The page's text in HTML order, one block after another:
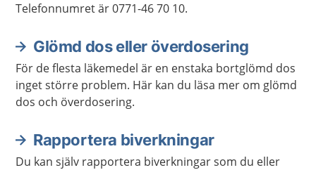
Telefonnumret är 0771-46 70 10.
Glömd dos eller överdosering
För de flesta läkemedel är en enstaka bortglömd dos
inget större problem. Här kan du läsa mer om glömd
dos och överdosering.
Rapportera biverkningar
Du kan själv rapportera biverkningar som du eller